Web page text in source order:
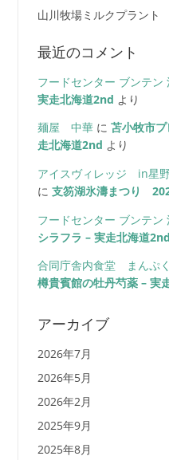
山川牧場ミルクプラント
最近のコメント
フードセンター ブンテン
実走北海道2nd より
麺屋 中華に 苫小牧市
走北海道2nd より
アイスヴィレッジ in星
に 支笏湖氷濤まつり
フードセンター ブンテン
シラフラ – 実走北海道2nd
合同庁舎内食堂 まんぷ
樽貴賓館の牡丹芍薬 – 実
アーカイブ
2026年7月
2026年5月
2026年2月
2025年9月
2025年8月